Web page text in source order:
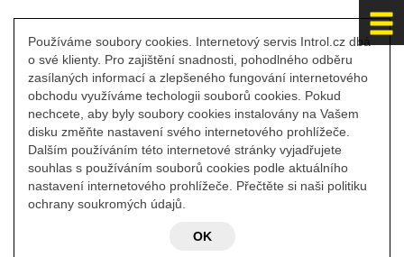
Používáme soubory cookies. Internetový servis Introl.cz dbá
o své klienty. Pro zajištění snadnosti, pohodlného odběru
zasílaných informací a zlepšeného fungování internetového
obchodu využíváme techologii souborů cookies. Pokud
nechcete, aby byly soubory cookies instalovány na Vašem
disku změňte nastavení svého internetového prohlížeče.
Dalším používáním této internetové stránky vyjadřujete
souhlas s používáním souborů cookies podle aktuálního
nastavení internetového prohlížeče. Přečtěte si naši politiku
ochrany soukromých údajů.
OK